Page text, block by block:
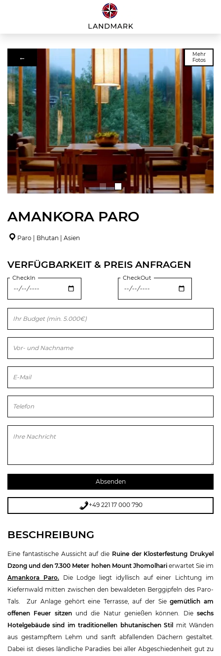
←
Mehr
Fotos
AMANKORA PARO
Paro | Bhutan | Asien
VERFÜGBARKEIT & PREIS ANFRAGEN
CheckIn CheckOut
Bitte lasse dieses Feld leer.
Bitte lasse dieses Feld leer.
+49 221 17 000 790
BESCHREIBUNG
Eine fantastische Aussicht auf die Ruine der Klosterfestung Drukyel
Dzong und den 7.300 Meter hohen Mount Jhomolharierwartet Sie im
Amankora Paro.Die Lodge liegt idyllisch auf einer Lichtung im
Kiefernwald mitten zwischen den bewaldeten Berggipfeln des Paro-
Tals. Zur Anlage gehört eine Terrasse, auf der Siegemütlich am
offenen Feuer sitzenund die Natur genießen können. Diesechs
Hotelgebäude sind im traditionellen bhutanischen Stil mit Wänden
aus gestampftem Lehm und sanft abfallenden Dächern gestaltet.
Dabei ist dieses ländliche Paradies bei aller Abgeschiedenheit gut zu